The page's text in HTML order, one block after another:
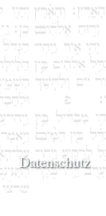
Datenschutz